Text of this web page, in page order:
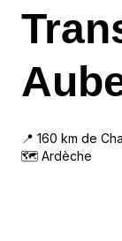
📍 160 km de
🗺 Ardèche